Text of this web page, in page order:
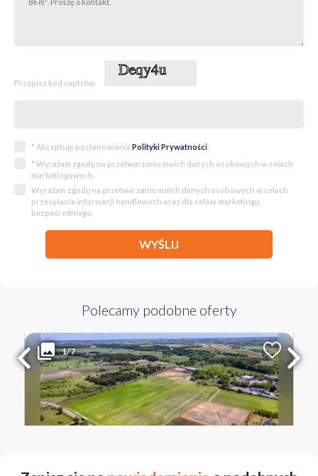
autobus szkolny,
Okolica:
jeziora,
plaże,
ZAPRASZAM SERDECZNIE NA PREZENTACJĘ
Przepisz kod captcha:
* Akceptuję postanowienia Polityki Prywatności.
* Wyrażam zgodę na przetwarzanie moich danych osobowych w celach
marketingowych.
Wyrażam zgodę na przetwarzanie moich danych osobowych w celach
przesyłania informacji handlowych oraz dla celów marketingu
bezpośredniego.
WYŚLIJ
Polecamy podobne oferty
1/7Liczba pokoi Powierzchnia
3000 m2
Cena za m2
130 PLN
KUJAWSKO-POMORSKIE bydgoski